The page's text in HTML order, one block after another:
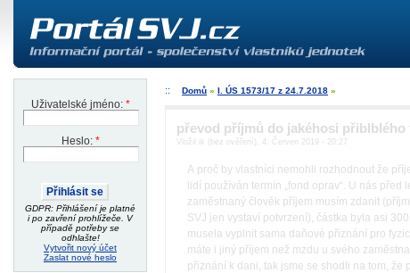
Uživatelské jméno: *
Heslo: *
GDPR: Přihlášení je platné
i po zavření prohlížeče. V
případě potřeby se
odhlašte!
Vytvořit nový účet
Zaslat nové heslo
Domů » I. ÚS 1573/17 z 24.7.2018 »
převod příjmů do jakéhosi přiblblého
Vložil ik (bez ověření), 4. Červen 2019 - 20:27
A proč by vlastníci nemohli rozhodnout že
lidí používán termín „fond oprav“. U nás
zaměstnaný člověk příjem musím zdanit
SVJ jen vystaví potvrzení), částka byla asi
musela vyplnit sama daňové přiznání pro
máte i jiný příjem než mzdu u svého
přiznání k dani, tak jsme se shodli na tom,